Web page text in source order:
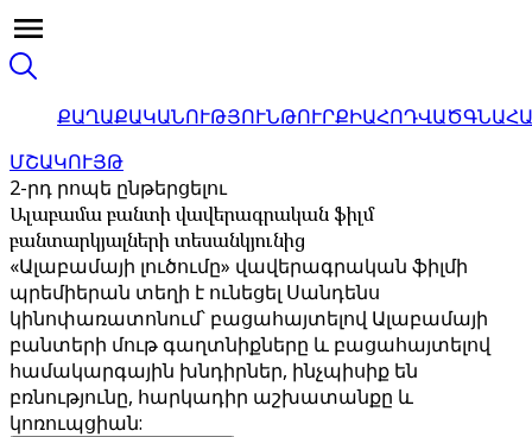
ՔԱՂԱՔԱԿԱՆՈՒԹՅՈՒՆԹՈՒՐՔԻԱՀՈԴՎԱԾ
ՄՇԱԿՈՒՅԹ
2-րդ րոպե ընթերցելու
Ալաբամա բանտի վավերագրական ֆիլմ
բանտարկյալների տեսանկյունից
«Ալաբամայի լուծումը» վավերագրական ֆիլմի
պրեմիերան տեղի է ունեցել Սանդենս
կինոփառատոնում՝ բացահայտելով Ալաբամայի
բանտերի մութ գաղտնիքները և բացահայտելով
համակարգային խնդիրներ, ինչպիսիք են
բռնությունը, հարկադիր աշխատանքը և
կոռուպցիան: